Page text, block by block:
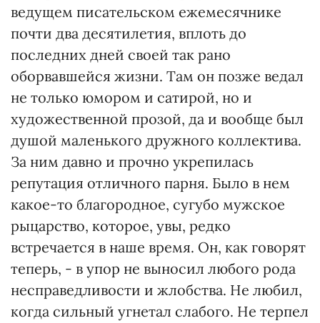
ведущем писательском ежемесячнике
почти два десятилетия, вплоть до
последних дней своей так рано
оборвавшейся жизни. Там он позже ведал
не только юмором и сатирой, но и
художественной прозой, да и вообще был
душой маленького дружного коллектива.
За ним давно и прочно укрепилась
репутация отличного парня. Было в нем
какое-то благородное, сугубо мужское
рыцарство, которое, увы, редко
встречается в наше время. Он, как говорят
теперь, - в упор не выносил любого рода
несправедливости и жлобства. Не любил,
когда сильный угнетал слабого. Не терпел